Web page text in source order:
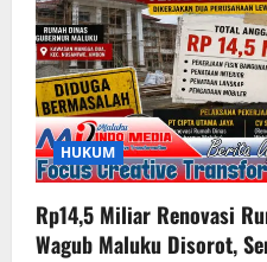
HUKUM
Rp14,5 Miliar Renovasi
Wagub Maluku Disorot,